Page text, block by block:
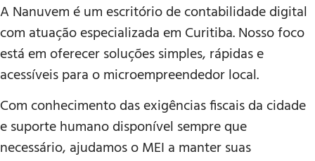
A Nanuvem é um escritório de contabilidade digital
com atuação especializada em Curitiba. Nosso foco
está em oferecer soluções simples, rápidas e
acessíveis para o microempreendedor local.
Com conhecimento das exigências fiscais da cidade
e suporte humano disponível sempre que
necessário, ajudamos o MEI a manter suas